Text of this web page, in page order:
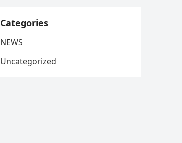
Categories
NEWS
Uncategorized